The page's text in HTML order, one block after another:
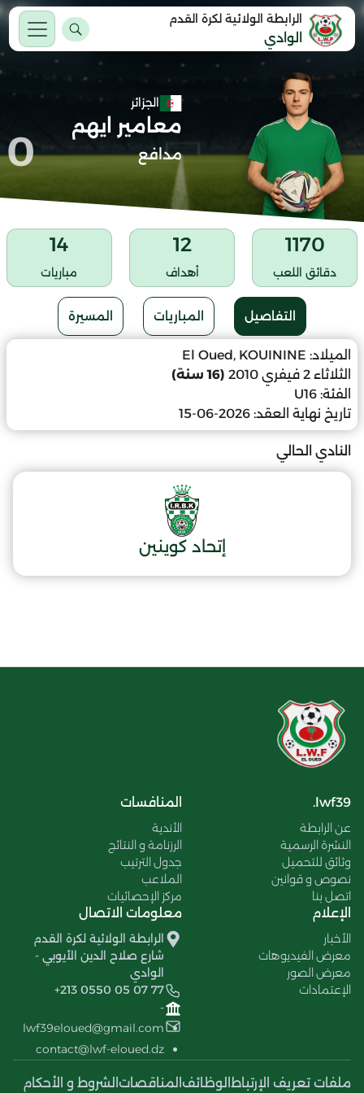
الرابطة الولائية لكرة القدم
الوادي
الجزائر
معامير ايهم
مدافع 0
1170
دقائق اللعب
12
أهداف
14
مباريات
التفاصيل المباريات المسيرة
الميلاد: El Oued, KOUININE
الثلاثاء 2 فيفري 2010
(16 سنة)
الفئة: U16
تاريخ نهاية العقد: 2026-06-15
النادي الحالي
إتحاد كوينين
lwf39.
عن الرابطة
النشرة الرسمية
وثائق للتحميل
نصوص و قوانين
اتصل بنا
المنافسات
الأندية
الرزنامة و النتائج
جدول الترتيب
الملاعب
مركز الإحصائيات
الإعلام
الأخبار
معرض الفيديوهات
معرض الصور
الإعتمادات
معلومات الاتصال
الرابطة الولائية لكرة القدم
شارع صلاح الدين الأيوبي -
الوادي
+213 0550 05 07 77
-
lwf39eloued@gmail.com
contact@lwf-eloued.dz
ملفات تعريف الإرتباط الوظائف المناقصات الشروط و الأحكام